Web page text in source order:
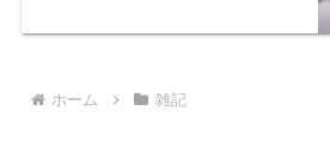
ホーム 雑記